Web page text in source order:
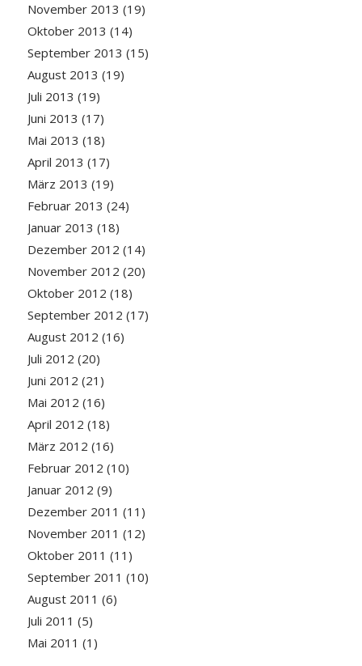
November 2013 (19)
Oktober 2013 (14)
September 2013 (15)
August 2013 (19)
Juli 2013 (19)
Juni 2013 (17)
Mai 2013 (18)
April 2013 (17)
März 2013 (19)
Februar 2013 (24)
Januar 2013 (18)
Dezember 2012 (14)
November 2012 (20)
Oktober 2012 (18)
September 2012 (17)
August 2012 (16)
Juli 2012 (20)
Juni 2012 (21)
Mai 2012 (16)
April 2012 (18)
März 2012 (16)
Februar 2012 (10)
Januar 2012 (9)
Dezember 2011 (11)
November 2011 (12)
Oktober 2011 (11)
September 2011 (10)
August 2011 (6)
Juli 2011 (5)
Mai 2011 (1)